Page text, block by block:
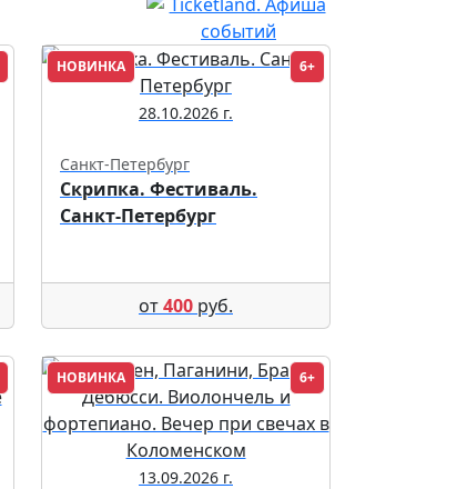
НОВИНКА 6+
28.10.2026 г.
Санкт-Петербург
Скрипка. Фестиваль.
Санкт-Петербург
от400 руб.
НОВИНКА 6+
13.09.2026 г.